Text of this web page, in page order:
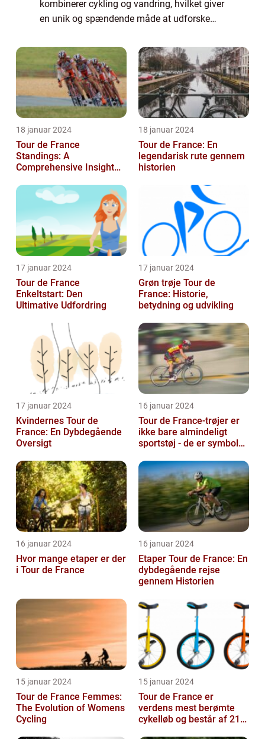
kombinerer cykling og vandring, hvilket giver
en unik og spændende måde at udforske
du har brug for til dit eventyr i en rygsæk og
udforske...
18 januar 2024
Tour de France
Standings: A
Comprehensive Insight
Race
18 januar 2024
Tour de France: En
legendarisk rute gennem
historien
17 januar 2024
Tour de France
Enkeltstart: Den
Ultimative Udfordring
17 januar 2024
Grøn trøje Tour de
France: Historie,
betydning og udvikling
17 januar 2024
Kvindernes Tour de
France: En Dybdegående
Oversigt
16 januar 2024
Tour de France-trøjer er
ikke bare almindeligt
sportstøj - de er symboler
udholden...
16 januar 2024
Hvor mange etaper er der
i Tour de France
16 januar 2024
Etaper Tour de France: En
dybdegående rejse
gennem Historien
15 januar 2024
Tour de France Femmes:
The Evolution of Womens
Cycling
15 januar 2024
Tour de France er
verdens mest berømte
cykelløb og består af 21